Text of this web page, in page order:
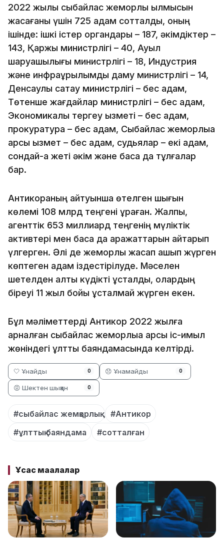
2022 жылы сыбайлас жемқорлық қылмысын
жасағаны үшін 725 адам сотталды, оның
ішінде: ішкі істер органдары – 187, әкімдіктер –
143, Қаржы министрлігі – 40, Ауыл
шаруашылығы министрлігі – 18, Индустрия
және инфрақұрылымдық даму министрлігі – 14,
Денсаулық сақтау министрлігі – бес адам,
Төтенше жағдайлар министрлігі – бес адам,
Экономикалық тергеу қызметі – бес адам,
прокуратура – ​​бес адам, Сыбайлас жемқорлыққа
қарсы қызмет – бес адам, судьялар – екі адам,
сондай-ақ жеті әкім және басқа да тұлғалар
бар.
Антикораның айтуынша өтелген шығын
көлемі 108 млрд теңгені құраған. Жалпы,
агенттік 653 миллиард теңгенің мүліктік
активтері мен басқа да қаражаттарын қайтарып
үлгерген. Әлі де жемқорлық жасап қашып жүрген
көптеген адам іздестірілуде. Мәселен
шетелден алты күдікті ұсталды, олардың
біреуі 11 жыл бойы ұсталмай жүрген екен.
Бұл мәліметтерді Антикор 2022 жылға
арналған сыбайлас жемқорлыққа қарсы іс-қимыл
жөніндегі ұлттық баяндамасында келтірді.
🤍 Ұнайды 0 😞 Ұнамайды 0
😡 Шектен шыққан 0
#сыбайлас жемқорлық
#Антикор
#ұлттық баяндама
#сотталған
Ұқсас мақалалар